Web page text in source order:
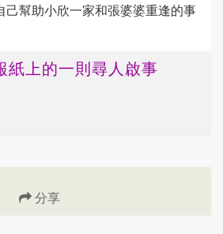
己幫助小欣一家和張婆婆重逢的事
紙上的一則尋人啟事
分享